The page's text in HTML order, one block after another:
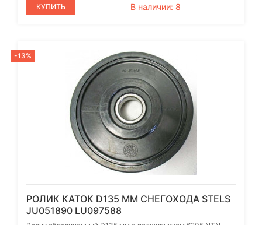
КУПИТЬ В наличии: 8
-13%
РОЛИК КАТОК D135 ММ СНЕГОХОДА STELS
JU051890 LU097588